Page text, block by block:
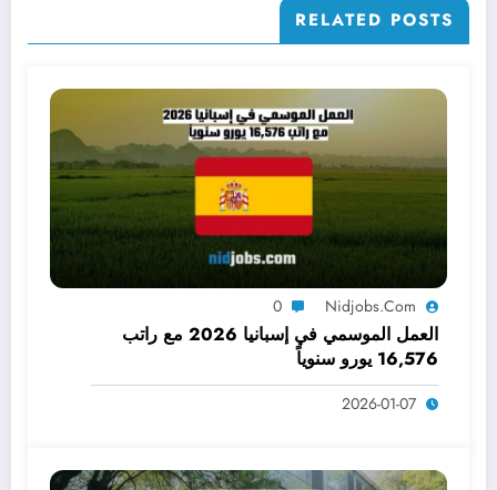
RELATED POSTS
Nidjobs.com
0
العمل الموسمي في إسبانيا 2026 مع راتب
16,576 يورو سنوياً
2026-01-07